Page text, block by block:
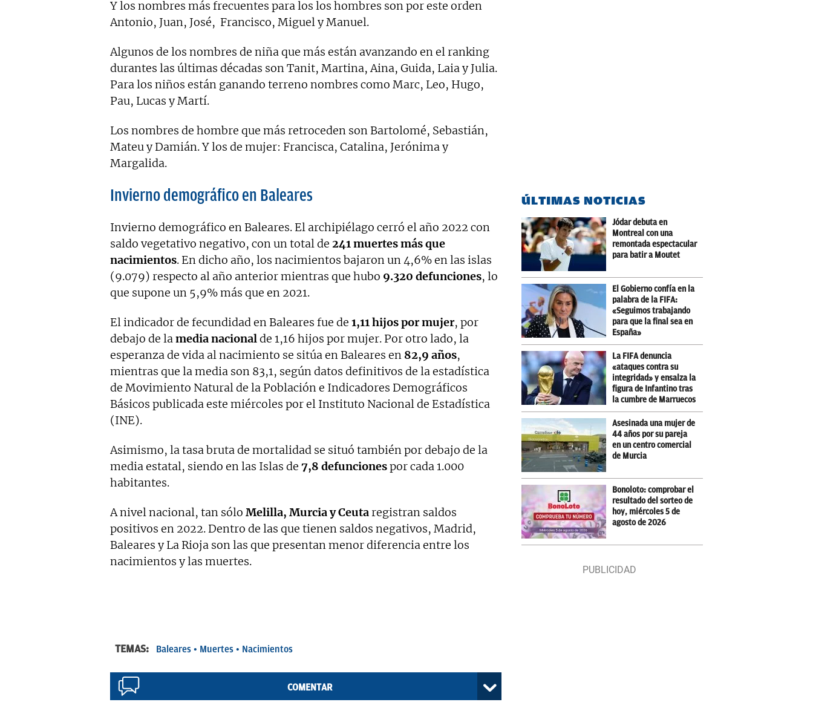
Y los nombres más frecuentes para los los hombres son por este orden
Antonio, Juan, José, Francisco, Miguel y Manuel.
Algunos de los nombres de niña que más están avanzando en el ranking
durantes las últimas décadas son Tanit, Martina, Aina, Guida, Laia y Julia.
Para los niños están ganando terreno nombres como Marc, Leo, Hugo,
Pau, Lucas y Martí.
Los nombres de hombre que más retroceden son Bartolomé, Sebastián,
Mateu y Damián. Y los de mujer: Francisca, Catalina, Jerónima y
Margalida.
Invierno demográfico en Baleares
Invierno demográfico en Baleares. El archipiélago cerró el año 2022 con
saldo vegetativo negativo, con un total de 241 muertes más que
nacimientos. En dicho año, los nacimientos bajaron un 4,6% en las islas
(9.079) respecto al año anterior mientras que hubo 9.320 defunciones, lo
que supone un 5,9% más que en 2021.
El indicador de fecundidad en Baleares fue de 1,11 hijos por mujer, por
debajo de lamedia nacionalde 1,16 hijos por mujer. Por otro lado, la
esperanza de vida al nacimiento se sitúa en Baleares en 82,9 años,
mientras que la media son 83,1, según datos definitivos de la estadística
de Movimiento Natural de la Población e Indicadores Demográficos
Básicos publicada este miércoles por el Instituto Nacional de Estadística
(INE).
Asimismo, la tasa bruta de mortalidad se situó también por debajo de la
media estatal, siendo en las Islas de 7,8 defuncionespor cada 1.000
habitantes.
A nivel nacional, tan sólo Melilla, Murcia y Ceutaregistran saldos
positivos en 2022. Dentro de las que tienen saldos negativos, Madrid,
Baleares y La Rioja son las que presentan menor diferencia entre los
nacimientos y las muertes.
TEMAS: Baleares Muertes Nacimientos
COMENTAR
ÚLTIMAS NOTICIAS
Jódar debuta en
Montreal con una
remontada espectacular
para batir a Moutet
El Gobierno confía en la
palabra de la FIFA:
«Seguimos trabajando
para que la final sea en
España»
La FIFA denuncia
«ataques contra su
integridad» y ensalza la
figura de Infantino tras
la cumbre de Marruecos
Asesinada una mujer de
44 años por su pareja
en un centro comercial
de Murcia
Bonoloto: comprobar el
resultado del sorteo de
hoy, miércoles 5 de
agosto de 2026